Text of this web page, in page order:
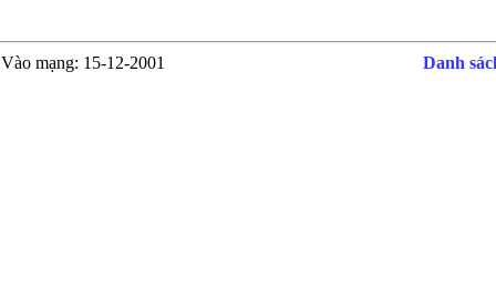
Vào mạng: 15-12-2001 Danh